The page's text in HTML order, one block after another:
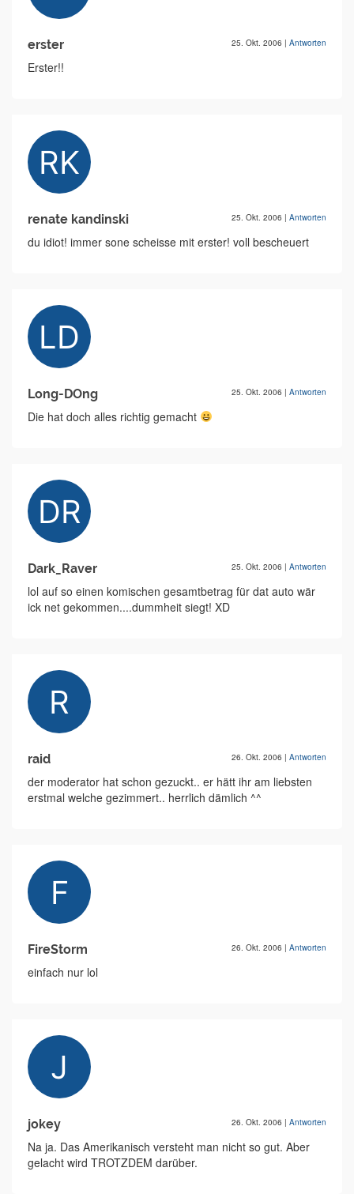
erster 25. Okt. 2006 | Antworten
Erster!!
renate kandinski 25. Okt. 2006 | Antworten
du idiot! immer sone scheisse mit erster! voll bescheuert
Long-DOng 25. Okt. 2006 | Antworten
Die hat doch alles richtig gemacht
Dark_Raver 25. Okt. 2006 | Antworten
lol auf so einen komischen gesamtbetrag für dat auto wär
ick net gekommen....dummheit siegt! XD
raid 26. Okt. 2006 | Antworten
der moderator hat schon gezuckt.. er hätt ihr am liebsten
erstmal welche gezimmert.. herrlich dämlich ^^
FireStorm 26. Okt. 2006 | Antworten
einfach nur lol
jokey 26. Okt. 2006 | Antworten
Na ja. Das Amerikanisch versteht man nicht so gut. Aber
gelacht wird TROTZDEM darüber.